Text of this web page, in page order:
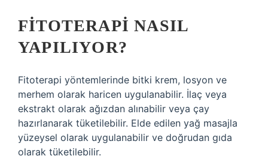
FITOTERAPI NASIL
YAPILIYOR?
Fitoterapi yöntemlerinde bitki krem, losyon ve
merhem olarak haricen uygulanabilir. İlaç veya
ekstrakt olarak ağızdan alınabilir veya çay
hazırlanarak tüketilebilir. Elde edilen yağ masajla
yüzeysel olarak uygulanabilir ve doğrudan gıda
olarak tüketilebilir.